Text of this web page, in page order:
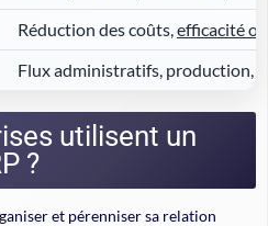
Réduction des coûts, efficacité
Flux administratifs, production,
utilisent un
?
et pérenniser sa relation